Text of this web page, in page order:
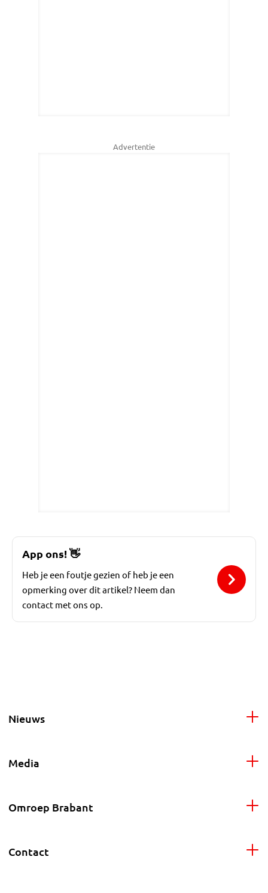
Advertentie
App ons!👋
Heb je een foutje gezien of heb je een
opmerking over dit artikel? Neem dan
contact met ons op.
Nieuws
Media
Omroep Brabant
Contact